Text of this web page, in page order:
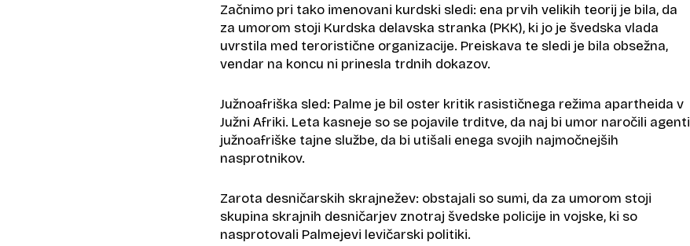
Začnimo pri tako imenovani kurdski sledi: ena prvih velikih teorij je bila, da
za umorom stoji Kurdska delavska stranka (PKK), ki jo je švedska vlada
uvrstila med teroristične organizacije. Preiskava te sledi je bila obsežna,
vendar na koncu ni prinesla trdnih dokazov.
Južnoafriška sled: Palme je bil oster kritik rasističnega režima apartheida v
Južni Afriki. Leta kasneje so se pojavile trditve, da naj bi umor naročili agenti
južnoafriške tajne službe, da bi utišali enega svojih najmočnejših
nasprotnikov.
Zarota desničarskih skrajnežev: obstajali so sumi, da za umorom stoji
skupina skrajnih desničarjev znotraj švedske policije in vojske, ki so
nasprotovali Palmejevi levičarski politiki.